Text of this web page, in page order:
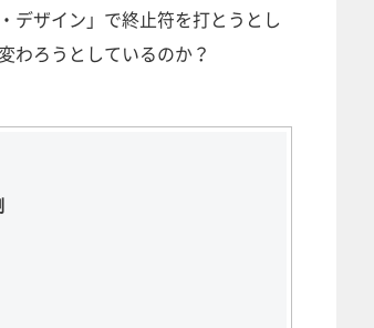
デザイン」で終止符を打とうとし
わろうとしているのか？